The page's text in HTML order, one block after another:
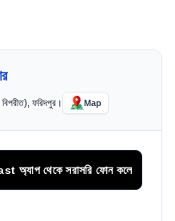
ফরিদপুর। Map
থেকে সরাসরি ফোন কলের মাধ্যমে